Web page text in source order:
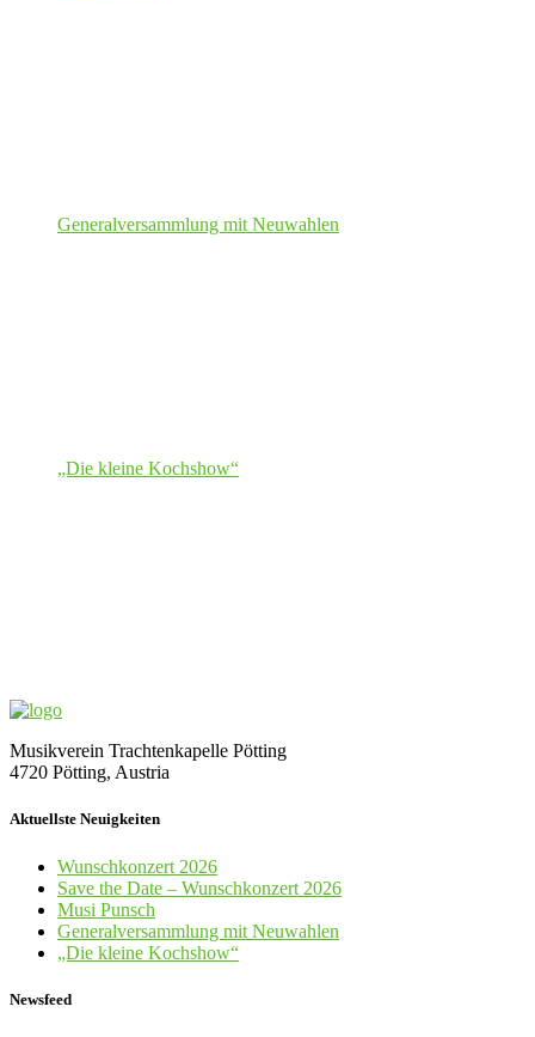
Generalversammlung mit Neuwahlen
„Die kleine Kochshow“
Musikverein Trachtenkapelle Pötting
4720 Pötting, Austria
Aktuellste Neuigkeiten
Wunschkonzert 2026
Save the Date – Wunschkonzert 2026
Musi Punsch
Generalversammlung mit Neuwahlen
„Die kleine Kochshow“
Newsfeed